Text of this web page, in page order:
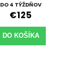
DO 4 TÝŽDŇOV
€125
DO KOŠÍKA